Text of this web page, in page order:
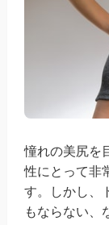
憧れの美尻を
性にとって非
す。しかし、
もならない、